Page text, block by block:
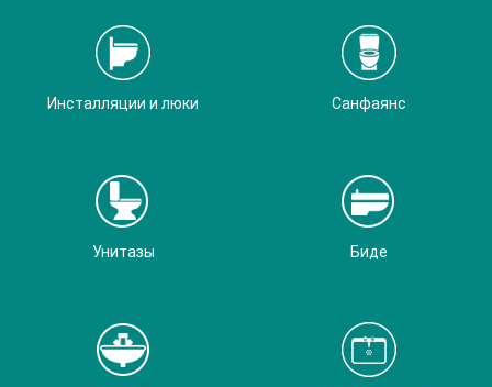
Инсталляции и люки Санфаянс
Унитазы Биде